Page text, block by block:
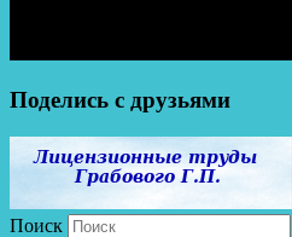
Поделись с друзьями
Поиск